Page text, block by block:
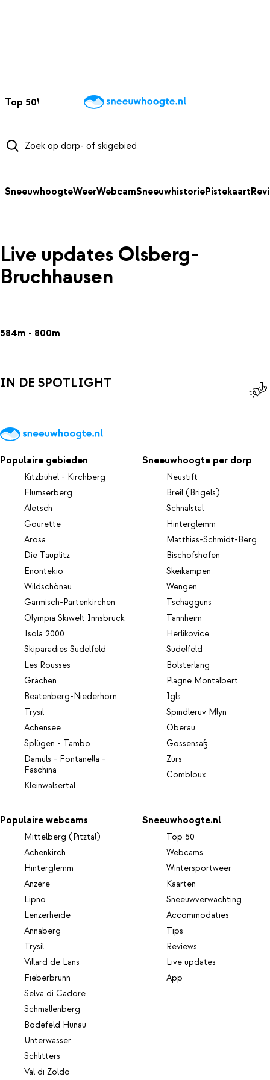
Top 50Webcams WintersportweerKaarten
SneeuwhoogteWeerWebcamSneeuwhistoriePistekaart
Live updates Olsberg-
Bruchhausen
584m - 800m
IN DE SPOTLIGHT
Populaire gebieden
Kitzbühel - Kirchberg
Flumserberg
Aletsch
Gourette
Arosa
Die Tauplitz
Enontekiö
Wildschönau
Garmisch-Partenkirchen
Olympia Skiwelt Innsbruck
Isola 2000
Skiparadies Sudelfeld
Les Rousses
Grächen
Beatenberg-Niederhorn
Trysil
Achensee
Splügen - Tambo
Damüls - Fontanella -
Faschina
Kleinwalsertal
Sneeuwhoogte per dorp
Neustift
Breil (Brigels)
Schnalstal
Hinterglemm
Matthias-Schmidt-Berg
Bischofshofen
Skeikampen
Wengen
Tschagguns
Tannheim
Herlikovice
Sudelfeld
Bolsterlang
Plagne Montalbert
Igls
Spindleruv Mlyn
Oberau
Gossensaß
Zürs
Combloux
Populaire webcams
Mittelberg (Pitztal)
Achenkirch
Hinterglemm
Anzère
Lipno
Lenzerheide
Annaberg
Trysil
Villard de Lans
Fieberbrunn
Selva di Cadore
Schmallenberg
Bödefeld Hunau
Unterwasser
Schlitters
Val di Zoldo
Sneeuwhoogte.nl
Top 50
Webcams
Wintersportweer
Kaarten
Sneeuwverwachting
Accommodaties
Tips
Reviews
Live updates
App